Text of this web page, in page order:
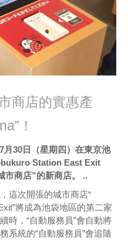
商店的實惠產
！
30日（星期四）在東京池
Station East Exit
市商店”的新商店。 ..
這次開張的城市商店“
將成為池袋地區的第二家
時，“自動服務員”會自動將
系統的“自動服務員”會追隨